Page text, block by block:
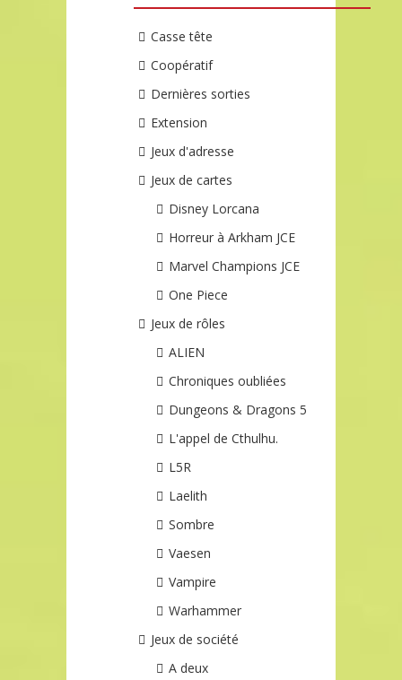
Casse tête
Coopératif
Dernières sorties
Extension
Jeux d'adresse
Jeux de cartes
Disney Lorcana
Horreur à Arkham JCE
Marvel Champions JCE
One Piece
Jeux de rôles
ALIEN
Chroniques oubliées
Dungeons & Dragons 5
L'appel de Cthulhu.
L5R
Laelith
Sombre
Vaesen
Vampire
Warhammer
Jeux de société
A deux